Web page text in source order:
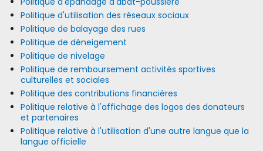
Politique d'utilisation des réseaux sociaux
Politique de balayage des rues
Politique de déneigement
Politique de nivelage
Politique de remboursement activités sportives
culturelles et sociales
Politique des contributions financières
Politique relative à l'affichage des logos des donateurs
et partenaires
Politique relative à l'utilisation d'une autre langue que la
langue officielle